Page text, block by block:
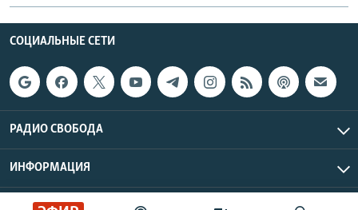
СОЦИАЛЬНЫЕ СЕТИ
РАДИО СВОБОДА
ИНФОРМАЦИЯ